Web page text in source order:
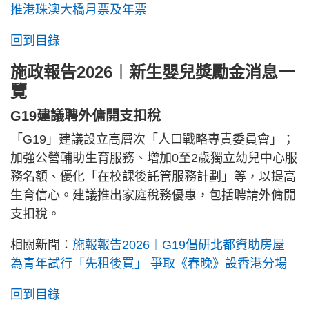
推港珠澳大橋月票及年票
回到目錄
施政報告2026︱新生嬰兒獎勵金消息一
覽
G19建議聘外傭開支扣稅
「G19」建議設立高層次「人口戰略專責委員會」；
加強公營輔助生育服務、增加0至2歲獨立幼兒中心服
務名額、優化「在校課後託管服務計劃」等，以提高
生育信心。建議推出家庭稅務優惠，包括聘請外傭開
支扣稅。
相關新聞： 施報報告2026︱G19倡研北都資助房屋
為青年試行「先租後買」 爭取《春晚》設香港分場
回到目錄